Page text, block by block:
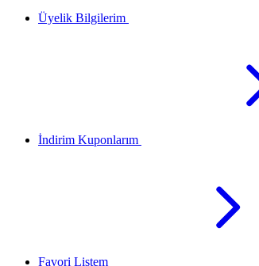
Üyelik Bilgilerim
İndirim Kuponlarım
Favori Listem